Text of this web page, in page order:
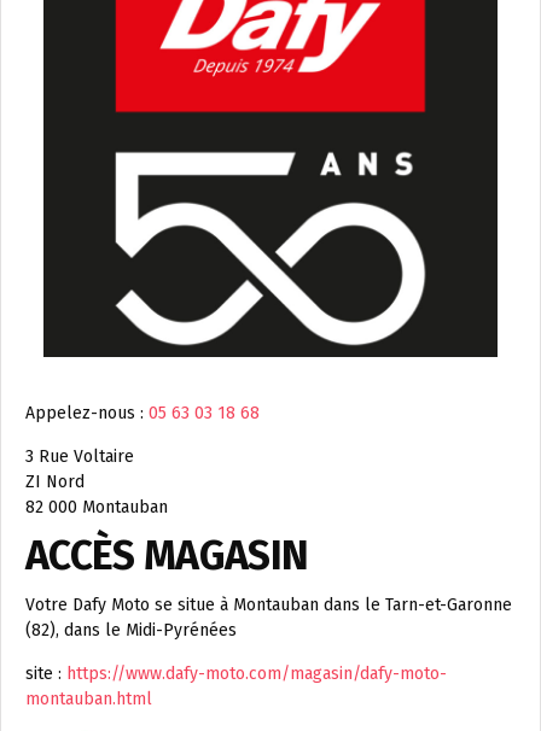
Appelez-nous : 05 63 03 18 68
3 Rue Voltaire
ZI Nord
82 000 Montauban
ACCÈS MAGASIN
Votre Dafy Moto se situe à Montauban dans le Tarn-et-Garonne
(82), dans le Midi-Pyrénées
site : https://www.dafy-moto.com/magasin/dafy-moto-
montauban.html